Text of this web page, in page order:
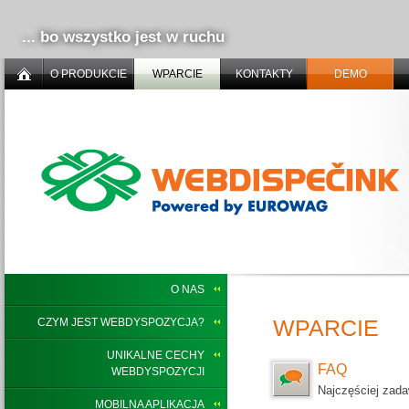
... bo wszystko jest w ruchu
O PRODUKCIE WPARCIE KONTAKTY DEMO
O NAS
CZYM JEST WEBDYSPOZYCJA?
UNIKALNE CECHY
WEBDYSPOZYCJI
MOBILNA APLIKACJA
WPARCIE
FAQ
Najczęściej